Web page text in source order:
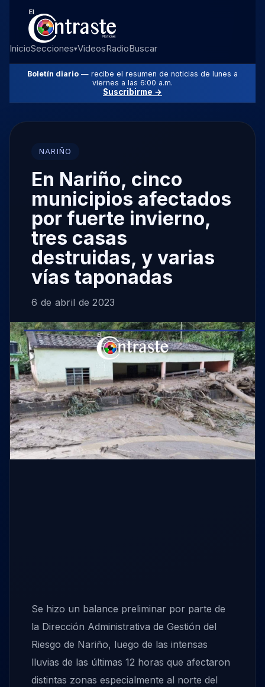
InicioSecciones▾VideosRadioBuscar
Boletín diario — recibe el resumen de noticias de lunes a
viernes a las 6:00 a.m.
Suscribirme →
NARIÑO
En Nariño, cinco
municipios afectados
por fuerte invierno,
tres casas
destruidas, y varias
vías taponadas
6 de abril de 2023
Se hizo un balance preliminar por parte de
la Dirección Administrativa de Gestión del
Riesgo de Nariño, luego de las intensas
lluvias de las últimas 12 horas que afectaron
distintas zonas especialmente al norte del